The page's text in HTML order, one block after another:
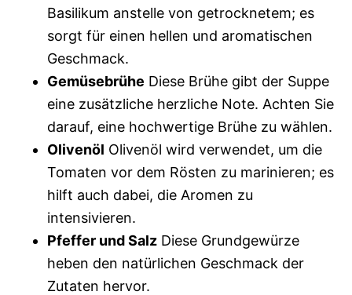
Basilikum anstelle von getrocknetem; es
sorgt für einen hellen und aromatischen
Geschmack.
Gemüsebrühe Diese Brühe gibt der Suppe
eine zusätzliche herzliche Note. Achten Sie
darauf, eine hochwertige Brühe zu wählen.
Olivenöl Olivenöl wird verwendet, um die
Tomaten vor dem Rösten zu marinieren; es
hilft auch dabei, die Aromen zu
intensivieren.
Pfeffer und Salz Diese Grundgewürze
heben den natürlichen Geschmack der
Zutaten hervor.